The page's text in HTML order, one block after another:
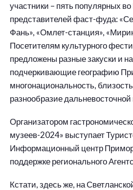
участники – пять популярных
представителей фаст-фуда:
Фань», «Омлет-станция»,
Посетителям культурного
предложены разные закуски и
подчеркивающие географию
многонациональность,
разнообразие дальневосточной
Организатором
музеев-2024» выступает
Информационный центр
поддержке регионального
Кстати, здесь же, на